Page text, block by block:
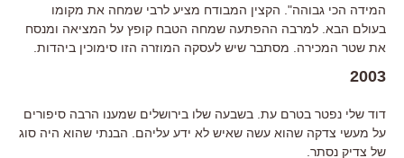
המידה הכי גבוהה". הקצין המבודח מציע לרבי שמחה את מקומו
בעולם הבא. למרבה ההפתעה שמחה הטבח קופץ על המציאה ומנסח
את שטר המכירה. מסתבר שיש לעסקה המוזרה הזו סימוכין ביהדות.
2003
דוד שלי נפטר בטרם עת. בשבעה שלו בירושלים שמענו הרבה סיפורים
על מעשי צדקה שהוא עשה שאיש לא ידע עליהם. הבנתי שהוא היה סוג
של צדיק נסתר.